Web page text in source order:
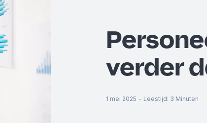
verder
1 mei 2025 - Leestijd: 3 Minuten